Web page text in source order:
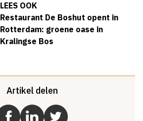
LEES OOK
Restaurant De Boshut opent in
Rotterdam: groene oase in
Kralingse Bos
Artikel delen